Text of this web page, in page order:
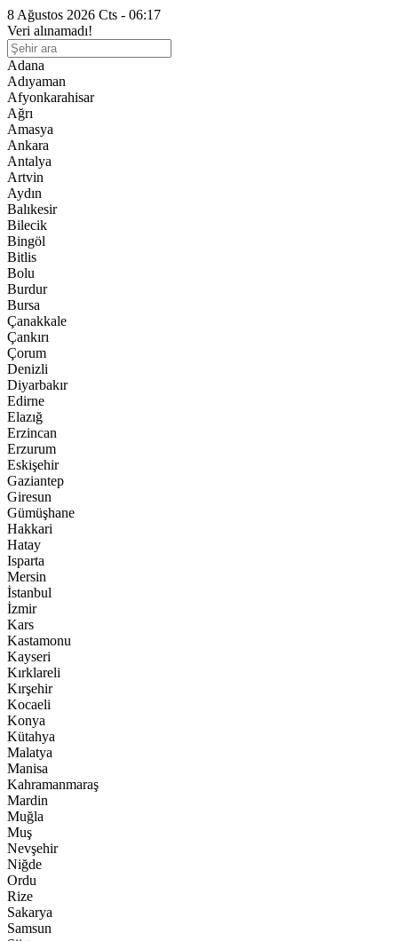
8 Ağustos 2026 Cts - 06:17
Veri alınamadı!
Adana
Adıyaman
Afyonkarahisar
Ağrı
Amasya
Ankara
Antalya
Artvin
Aydın
Balıkesir
Bilecik
Bingöl
Bitlis
Bolu
Burdur
Bursa
Çanakkale
Çankırı
Çorum
Denizli
Diyarbakır
Edirne
Elazığ
Erzincan
Erzurum
Eskişehir
Gaziantep
Giresun
Gümüşhane
Hakkari
Hatay
Isparta
Mersin
İstanbul
İzmir
Kars
Kastamonu
Kayseri
Kırklareli
Kırşehir
Kocaeli
Konya
Kütahya
Malatya
Manisa
Kahramanmaraş
Mardin
Muğla
Muş
Nevşehir
Niğde
Ordu
Rize
Sakarya
Samsun